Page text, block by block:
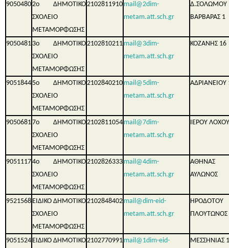
90504802ο ΔΗΜΟΤΙΚΟ
ΣΧΟΛΕΙΟ
ΜΕΤΑΜΟΡΦΩΣΗΣ
2102811910 mail@2dim-
metam.att.sch.gr
ΒΑΡΒΑΡΑΣ 1
9050481 3ο ΔΗΜΟΤΙΚΟ
ΣΧΟΛΕΙΟ
ΜΕΤΑΜΟΡΦΩΣΗΣ
2102810211 mail@3dim-
metam.att.sch.gr
ΚΟΖΑΝΗΣ 16
9051844 5ο ΔΗΜΟΤΙΚΟ
ΣΧΟΛΕΙΟ
ΜΕΤΑΜΟΡΦΩΣΗΣ
2102840210 mail@5dim-
metam.att.sch.gr
ΑΔΡΙΑΝΕΙΟΥ
90506817ο ΔΗΜΟΤΙΚΟ
ΣΧΟΛΕΙΟ
ΜΕΤΑΜΟΡΦΩΣΗΣ
2102811054 mail@7dim-
metam.att.sch.gr
ΙΕΡΟΥ
90511174ο ΔΗΜΟΤΙΚΟ
ΣΧΟΛΕΙΟ
ΜΕΤΑΜΟΡΦΩΣΗΣ
2102826333 mail@4dim-
metam.att.sch.gr
ΑΥΛΩΝΟΣ
9521568 ΕΙΔΙΚΟ ΔΗΜΟΤΙΚΟ
ΣΧΟΛΕΙΟ
ΜΕΤΑΜΟΡΦΩΣΗΣ
2102848402 mail@dim-eid-
metam.att.sch.gr
ΠΛΟΥΤΩΝΟΣ
9051524 ΕΙΔΙΚΟ ΔΗΜΟΤΙΚΟ2102770991 mail@1dim-eid- ΜΕΣΣΗΝΙΑΣ